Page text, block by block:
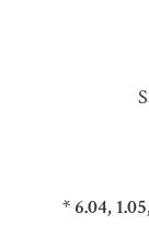
* 6.04,